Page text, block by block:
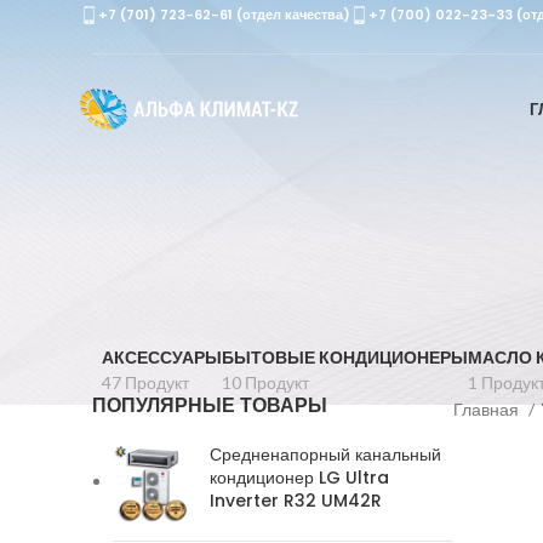
+7 (701) 723-62-61 (отдел качества) +7 (700) 022-23-33
АКСЕССУАРЫ
47 Продукт
БЫТОВЫЕ КОНДИЦИОНЕРЫ
10 Продукт
МАСЛО
1
ПОПУЛЯРНЫЕ ТОВАРЫ
Средненапорный канальный
кондиционер LG Ultra
Inverter R32 UM42R
Главная